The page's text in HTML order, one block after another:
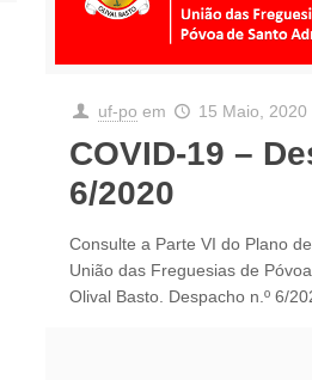
uf-po em 15 Maio, 2020
COVID-19 –
6/2020
Consulte a Parte VI do Plano
União das Freguesias de
Olival Basto. Despacho n.º 6/